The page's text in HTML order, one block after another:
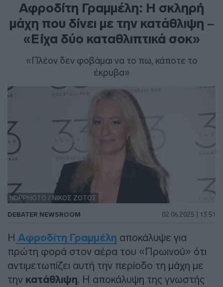
Αφροδίτη Γραμμέλη: Η σκληρή
μάχη που δίνει με την κατάθλιψη –
«Είχα δύο καταθλιπτικά σοκ»
«Πλέον δεν φοβάμαι να το πω, κάποτε το
έκρυβα»
NDPPHOTO / ΝΙΚΟΣ ΖΟΤΟΣ
DEBATER NEWSROOM 02.06.2025 | 13:51
Η Αφροδίτη Γραμμέλη αποκάλυψε για
πρώτη φορά στον αέρα του «Πρωινού» ότι
αντιμετωπίζει αυτή την περίοδο τη μάχη με
την κατάθλιψη. Η αποκάλυψη της γνωστής